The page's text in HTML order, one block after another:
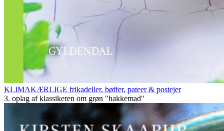
KLIMAKÆRLIGE frikadeller, bøffer, pateer & postejer
3. oplag af klassikeren om grøn "hakkemad"